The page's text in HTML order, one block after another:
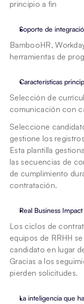
principio a fin
Soporte de
BambooHR,
herramientas de
Características
Selección de
comunicación con
Seleccione
gestione los
Esta plantilla
las secuencias de
de cumplimiento
contratación.
Real Business Impact
Los ciclos de
equipos de RRHH
candidato en lugar
Gracias a los
pierden solicitudes.
La inteligencia que